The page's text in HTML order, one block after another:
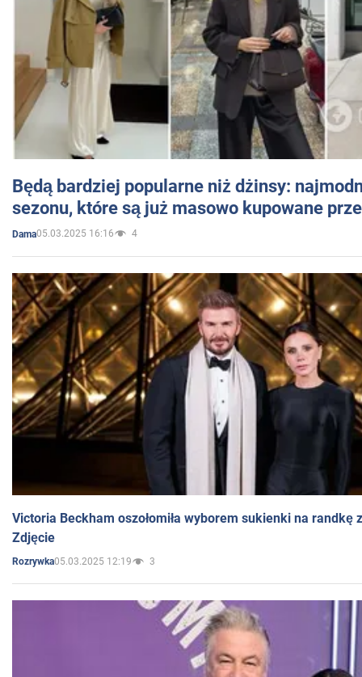
Będą bardziej popularne niż dżinsy:
sezonu, które są już masowo kupowane
Dama05.03.2025 16:16 4
Victoria Beckham oszołomiła wyborem sukienki na randkę
Zdjęcie
Rozrywka05.03.2025 12:19 3